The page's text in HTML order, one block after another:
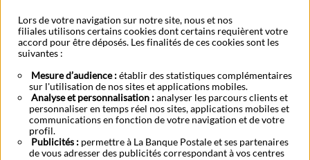
Protection des Données à Caractère PersonnelFiliales et partenaires
CookiesGestion des cookiesActualiser vos informations
Contestation et réclamation Coordonnées Centres Financiers
Alertes fraudes et points de vigilance Actualités réglementaires CGU
Aide navigateur et systèmes d'exploitation
Vider le cache de votre navigateurLexique Aide et accessibilité
Accessibilité – Partiellement conforme Espace candidature
BFI - Banque de Financement et d'Investissement
Le fonds de garantie des dépôts et de résolutionRésilierRétractation
Plan du site
Lors de votre navigation sur notre site, nous et nos
filiales utilisons certains cookies dont certains requièrent votre
accord pour être déposés. Les finalités de ces cookies sont les
suivantes :
Mesure d’audience :établir des statistiques complémentaires
sur l'utilisation de nos sites et applications mobiles.
Analyse et personnalisation :analyser les parcours clients et
personnaliser en temps réel nos sites, applications mobiles et
communications en fonction de votre navigation et de votre
profil.
Publicités : permettre à La Banque Postale et ses partenaires
de vous adresser des publicités correspondant à vos centres